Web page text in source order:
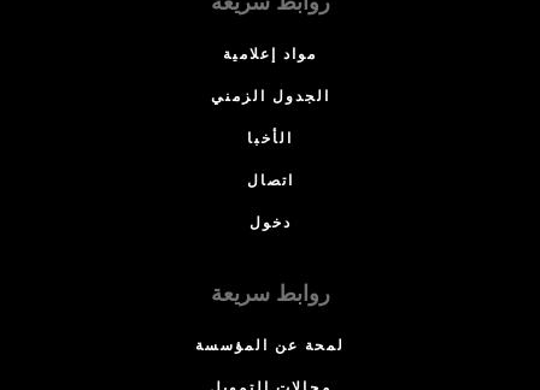
مواد إعلامية
الجدول الزمني
الأخبا
اتصال
دخول
روابط سريعة
لمحة عن المؤسسة